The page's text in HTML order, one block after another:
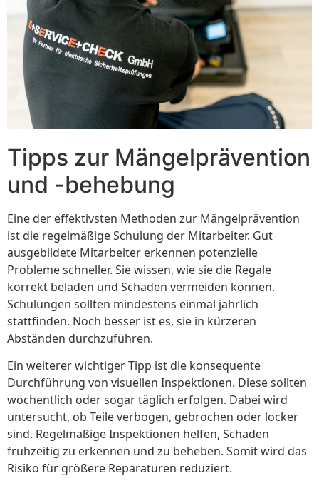
Tipps zur Mängelprävention
und -behebung
Eine der effektivsten Methoden zur Mängelprävention
ist die regelmäßige Schulung der Mitarbeiter. Gut
ausgebildete Mitarbeiter erkennen potenzielle
Probleme schneller. Sie wissen, wie sie die Regale
korrekt beladen und Schäden vermeiden können.
Schulungen sollten mindestens einmal jährlich
stattfinden. Noch besser ist es, sie in kürzeren
Abständen durchzuführen.
Ein weiterer wichtiger Tipp ist die konsequente
Durchführung von visuellen Inspektionen. Diese sollten
wöchentlich oder sogar täglich erfolgen. Dabei wird
untersucht, ob Teile verbogen, gebrochen oder locker
sind. Regelmäßige Inspektionen helfen, Schäden
frühzeitig zu erkennen und zu beheben. Somit wird das
Risiko für größere Reparaturen reduziert.